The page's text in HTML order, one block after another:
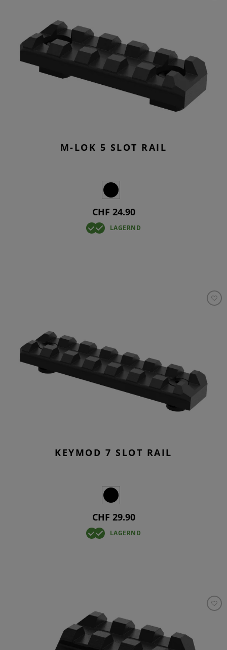
M-LOK 5 SLOT RAIL
CHF 24.90
LAGERND
KEYMOD 7 SLOT RAIL
CHF 29.90
LAGERND